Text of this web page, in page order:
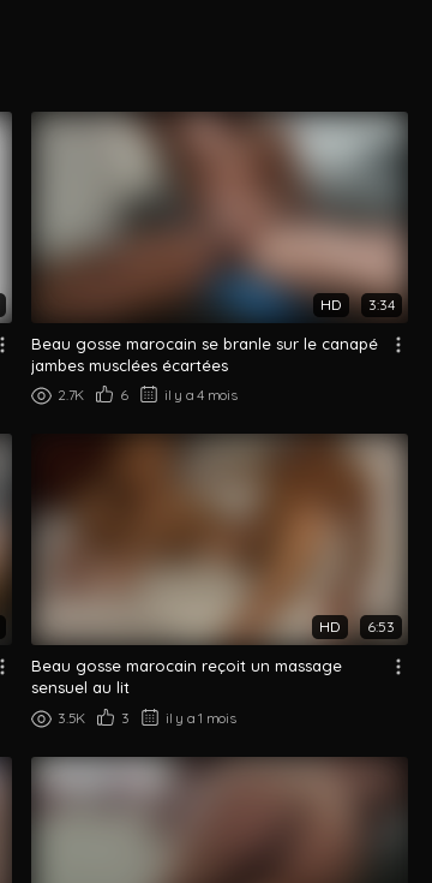
HD 3:34
Beau gosse marocain se branle sur le canapé
jambes musclées écartées
2.7K 6 il y a 4 mois
HD 6:53
Beau gosse marocain reçoit un massage
sensuel au lit
3.5K 3 il y a 1 mois